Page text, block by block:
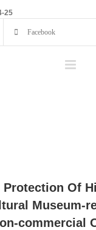
25
Facebook
Protection Of
Museum-
commercial